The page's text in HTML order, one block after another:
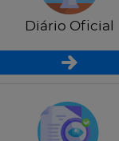
Diário Oficial